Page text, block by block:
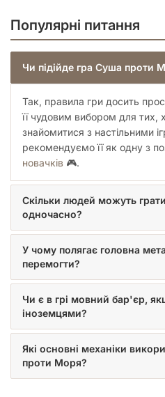
Популярні питання
Чи підійде гра Суша проти
Так, правила гри досить
її чудовим вибором для тих,
знайомитися з настільними
рекомендуємо її як одну з
новачків 🎮.
Скільки людей можуть
одночасно?
У чому полягає головна
перемогти?
Чи є в грі мовний бар'єр,
іноземцями?
Які основні механіки
проти Моря?